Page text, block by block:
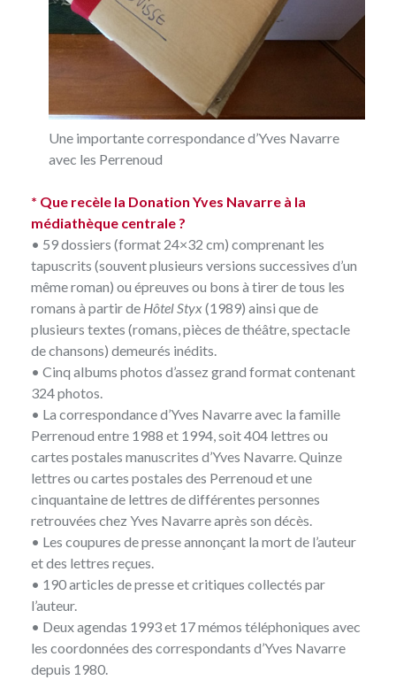
Une importante correspondance d’Yves Navarre
avec les Perrenoud
* Que recèle la Donation Yves Navarre à la
médiathèque centrale ?
• 59 dossiers (format 24×32 cm) comprenant les
tapuscrits (souvent plusieurs versions successives d’un
même roman) ou épreuves ou bons à tirer de tous les
romans à partir de Hôtel Styx(1989) ainsi que de
plusieurs textes (romans, pièces de théâtre, spectacle
de chansons) demeurés inédits.
• Cinq albums photos d’assez grand format contenant
324 photos.
• La correspondance d’Yves Navarre avec la famille
Perrenoud entre 1988 et 1994, soit 404 lettres ou
cartes postales manuscrites d’Yves Navarre. Quinze
lettres ou cartes postales des Perrenoud et une
cinquantaine de lettres de différentes personnes
retrouvées chez Yves Navarre après son décès.
• Les coupures de presse annonçant la mort de l’auteur
et des lettres reçues.
• 190 articles de presse et critiques collectés par
l’auteur.
• Deux agendas 1993 et 17 mémos téléphoniques avec
les coordonnées des correspondants d’Yves Navarre
depuis 1980.